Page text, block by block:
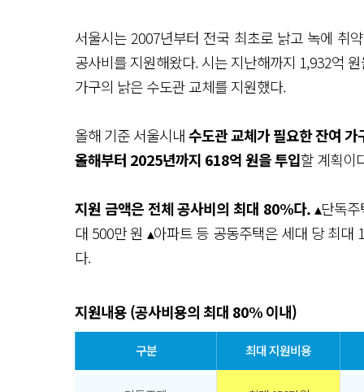
서울시는 2007년부터 전국 최초로 낡고 녹에 취
공사비를 지원해왔다. 시는 지난해까지 1,932억
가구의 낡은 수도관 교체를 지원했다.
올해 기준 서울시내수도관 교체가 필요한 잔여
올해부터 2025년까지 618억 원을 투입할 계획이
지원 금액은 전체 공사비의 최대 80%다.▴단독주
대 500만 원 ▴아파트 등 공동주택은 세대 당 최
다.
지원내용 (공사비용의 최대 80% 이내)
구분 최대 지원비용